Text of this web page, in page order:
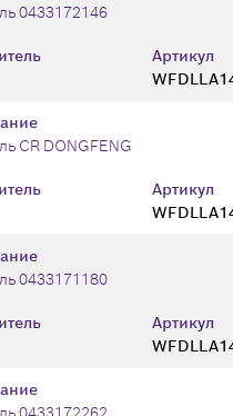
Артикул
0433172146
Артикул
CR DONGFENG
Артикул
0433171180